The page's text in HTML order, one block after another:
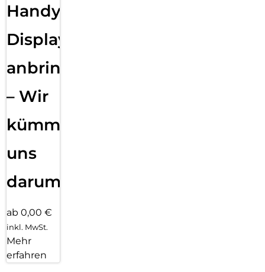
Handy
Displayfolie
anbringen
– Wir
kümmern
uns
darum!
ab 0,00 €
inkl. MwSt.
Mehr
erfahren